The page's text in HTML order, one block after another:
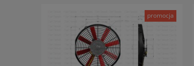
promocja